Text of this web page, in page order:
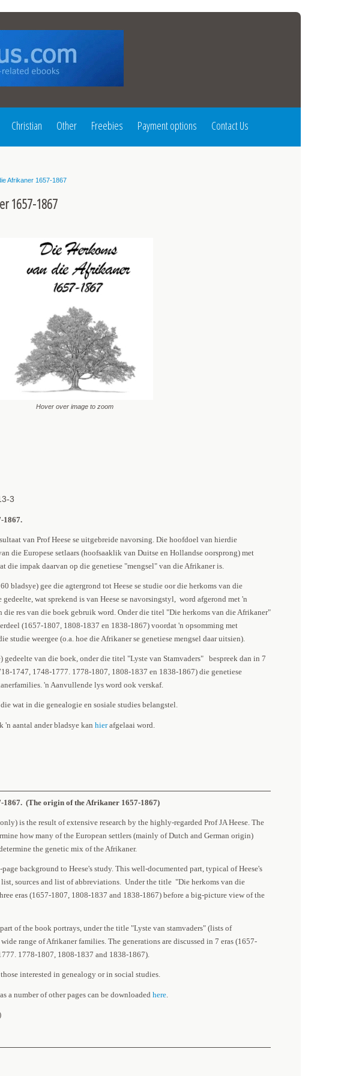
Christian Other Freebies Payment options Contact Us
Afrikaner 1657-1867
1657-1867
Hover over image to zoom
3
1867.
van Prof Heese se uitgebreide navorsing. Die hoofdoel van hierdie
die Europese setlaars (hoofsaaklik van Duitse en Hollandse oorsprong) met
die impak daarvan op die genetiese "mengsel" van die Afrikaner is.
bladsye) gee die agtergrond tot Heese se studie oor die herkoms van die
wat sprekend is van Heese se navorsingstyl, word afgerond met 'n
res van die boek gebruik word. Onder die titel "Die herkoms van die Afrikaner"
(1657-1807, 1808-1837 en 1838-1867) voordat 'n opsomming met
studie weergee (o.a. hoe die Afrikaner se genetiese mengsel daar uitsien).
gedeelte van die boek, onder die titel "Lyste van Stamvaders" bespreek dan in 7
1747, 1748-1777. 1778-1807, 1808-1837 en 1838-1867) die genetiese
'n Aanvullende lys word ook verskaf.
wat in die genealogie en sosiale studies belangstel.
'n aantal ander bladsye kan hierafgelaai word.
1867. (The origin of the Afrikaner 1657-1867)
is the result of extensive research by the highly-regarded Prof JA Heese. The
how many of the European settlers (mainly of Dutch and German origin)
the genetic mix of the Afrikaner.
background to Heese's study. This well-documented part, typical of Heese's
list, sources and list of abbreviations. Under the title "Die herkoms van die
eras (1657-1807, 1808-1837 and 1838-1867) before a big-picture view of the
of the book portrays, under the title "Lyste van stamvaders" (lists of
range of Afrikaner families. The generations are discussed in 7 eras (1657-
1778-1807, 1808-1837 and 1838-1867).
interested in genealogy or in social studies.
a number of other pages can be downloaded here.